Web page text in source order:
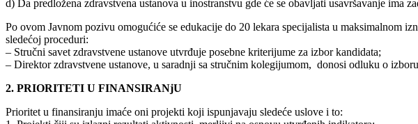
d) Da predložena zdravstvena ustanova u inostranstvu gde će se obavljati usavršavanje ima
Po ovom Javnom pozivu omogućiće se edukacije do 20 lekara specijalista u maksimalnom
sledećoj proceduri:
– Stručni savet zdravstvene ustanove utvrđuje posebne kriterijume za izbor kandidata;
– Direktor zdravstvene ustanove, u saradnji sa stručnim kolegijumom, donosi odluku o
2. PRIORITETI U FINANSIRANjU
Prioritet u finansiranju imaće oni projekti koji ispunjavaju sledeće uslove i to: